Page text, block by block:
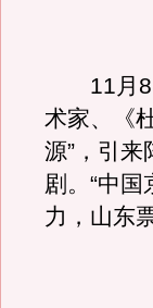
11月8
术家、《
源”，引
剧。“中
力，山东